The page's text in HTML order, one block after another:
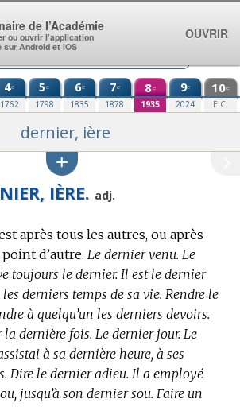
4e
1762
5e
1798
6e
1835
7e
1878
8e
1935
9e
2024
10e
E.C.
dernier, ière
IÈRE. adj.
après tous les autres, ou après
d’autre. Le dernier venu. Le
toujours le dernier. Il est le dernier
derniers temps de sa vie. Rendre le
à quelqu’un les derniers devoirs.
la dernière fois. Le dernier jour. Le
à sa dernière heure, à ses
Dire le dernier adieu. Il a employé
jusqu’à son dernier sou. Faire un
de l’Académie
ou ouvrir l’application
sur Android et iOS
OUVRIR